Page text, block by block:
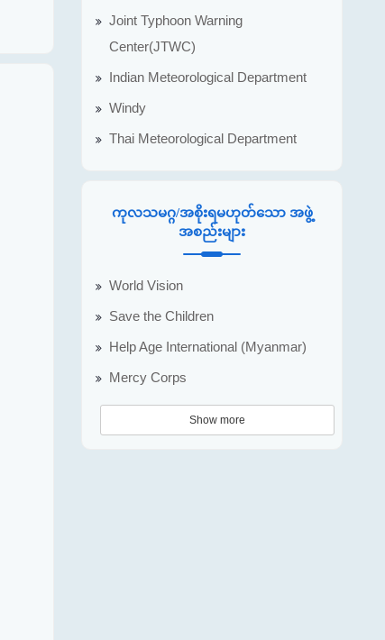
Joint Typhoon Warning
Center(JTWC)
Indian Meteorological Department
Windy
Thai Meteorological Department
ကုလသမဂ္ဂ/အစိုးရမဟုတ်သော အဖွဲ့
အစည်းများ
World Vision
Save the Children
Help Age International (Myanmar)
Mercy Corps
Show more